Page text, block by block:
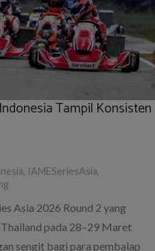
Tampil Konsisten
, IAMESeriesAsia,
Asia 2026 Round 2 yang
pada 28–29 Maret
sengit bagi para pembalap